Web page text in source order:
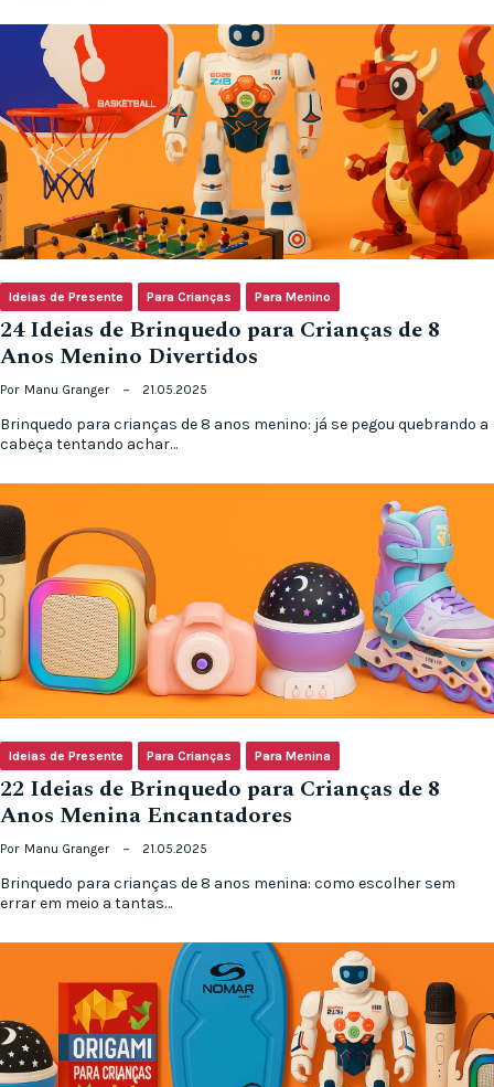
Ideias de Presente Para Crianças Para Menino
24 Ideias de Brinquedo para Crianças de 8
Anos Menino Divertidos
Por Manu Granger 21.05.2025
Brinquedo para crianças de 8 anos menino: já se pegou quebrando a
cabeça tentando achar…
Ideias de Presente Para Crianças Para Menina
22 Ideias de Brinquedo para Crianças de 8
Anos Menina Encantadores
Por Manu Granger 21.05.2025
Brinquedo para crianças de 8 anos menina: como escolher sem
errar em meio a tantas…